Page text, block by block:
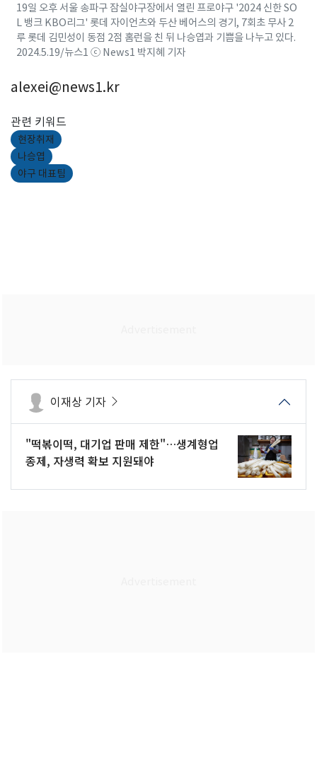
19일 오후 서울 송파구 잠실야구장에서 열린 프로야구 '2024 신한 SO
L 뱅크 KBO리그' 롯데 자이언츠와 두산 베어스의 경기, 7회초 무사 2
루 롯데 김민성이 동점 2점 홈런을 친 뒤 나승엽과 기쁨을 나누고 있다.
2024.5.19/뉴스1 ⓒ News1 박지혜 기자
alexei@news1.kr
관련 키워드
현장취재
나승엽
야구 대표팀
이재상 기자
"떡볶이떡, 대기업 판매 제한"…생계형업
종제, 자생력 확보 지원돼야